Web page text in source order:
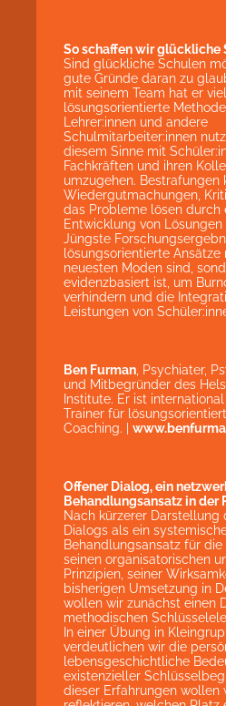
So schaffen wir glückliche
Sind glückliche Schulen
gute Gründe daran zu
mit seinem Team hat er
lösungsorientierte
Lehrer:innen und andere
Schulmitarbeiter:innen
diesem Sinne mit
Fachkräften und ihren
umzugehen. Bestrafungen
Wiedergutmachungen,
das Probleme lösen durch
Entwicklung von
Jüngste
lösungsorientierte Ansätze
neuesten Moden sind,
evidenzbasiert ist, um
verhindern und die
Leistungen von
Ben Furman, Psychiater,
und Mitbegründer des
Institute. Er ist
Trainer für
Coaching. |
Offener Dialog, ein
Behandlungsansatz in der
Nach kürzerer Darstellung
Dialogs als ein
Behandlungsansatz für
seinen organisatorischen
Prinzipien, seiner
bisherigen Umsetzung in
wollen wir zunächst einen
methodischen
In einer Übung in
verdeutlichen wir die
lebensgeschichtliche
existenzieller
dieser Erfahrungen wollen